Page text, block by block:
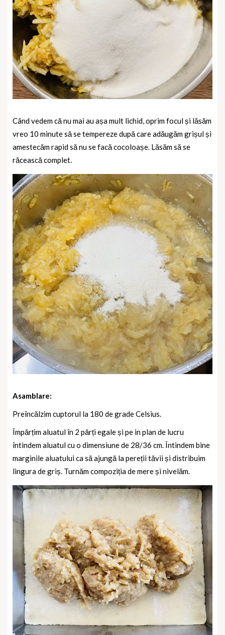
Când vedem că nu mai au așa mult lichid, oprim focul și lăsăm
vreo 10 minute să se tempereze după care adăugăm grișul și
amestecăm rapid să nu se facă cocoloașe. Lăsăm să se
răcească complet.
Asamblare:
Preîncălzim cuptorul la 180 de grade Celsius.
Împărțim aluatul în 2 părți egale și pe in plan de lucru
întindem aluatul cu o dimensiune de 28/36 cm. Întindem bine
marginile aluatului ca să ajungă la pereții tăvii și distribuim
lingura de griș. Turnăm compoziția de mere și nivelăm.